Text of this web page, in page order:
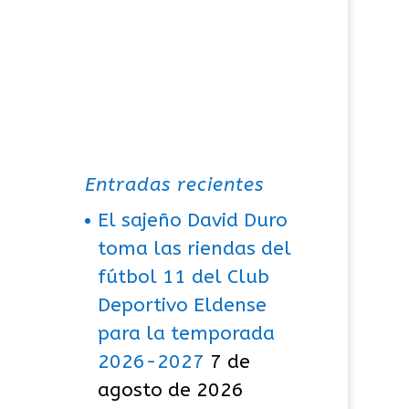
Entradas recientes
El sajeño David Duro
toma las riendas del
fútbol 11 del Club
Deportivo Eldense
para la temporada
2026-2027 7 de
agosto de 2026